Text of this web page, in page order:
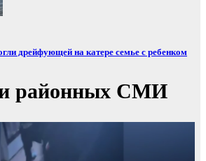
дрейфующей на катере семье с ребенком